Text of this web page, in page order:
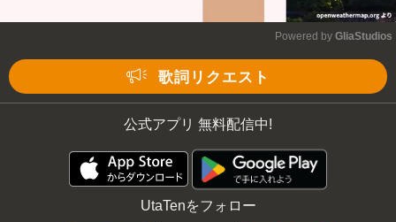
Powered by GliaStudios
歌詞リクエスト
公式アプリ 無料配信中!
UtaTenをフォロー